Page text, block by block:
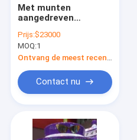
Met munten
aangedreven
Dynamische muziek
en vrolijke liederen
voor kinderen
Prijs:$23000
MOQ:1
Contact nu